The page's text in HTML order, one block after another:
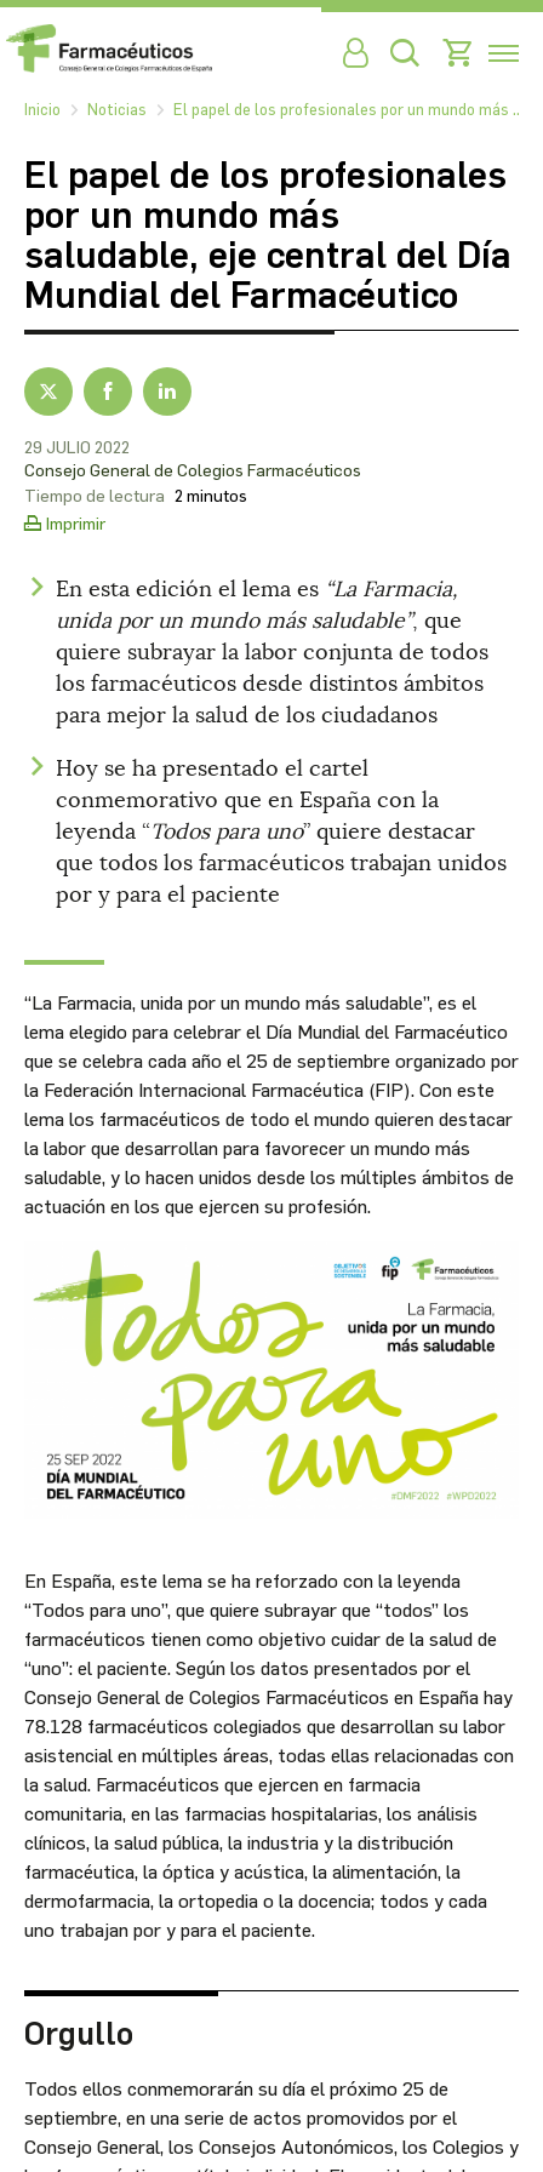
Inicio Noticias El papel de los profesionales por un mundo más ...
El papel de los profesionales
por un mundo más
saludable, eje central del Día
Mundial del Farmacéutico
29 JULIO 2022
Consejo General de Colegios Farmacéuticos
Tiempo de lectura 2 minutos
Imprimir
En esta edición el lema es “La Farmacia,
unida por un mundo más saludable”, que
quiere subrayar la labor conjunta de todos
los farmacéuticos desde distintos ámbitos
para mejor la salud de los ciudadanos
Hoy se ha presentado el cartel
conmemorativo que en España con la
leyenda “Todos para uno” quiere destacar
que todos los farmacéuticos trabajan unidos
por y para el paciente
“La Farmacia, unida por un mundo más saludable”, es el
lema elegido para celebrar el Día Mundial del Farmacéutico
que se celebra cada año el 25 de septiembre organizado por
la Federación Internacional Farmacéutica (FIP). Con este
lema los farmacéuticos de todo el mundo quieren destacar
la labor que desarrollan para favorecer un mundo más
saludable, y lo hacen unidos desde los múltiples ámbitos de
actuación en los que ejercen su profesión.
En España, este lema se ha reforzado con la leyenda
“Todos para uno”, que quiere subrayar que “todos” los
farmacéuticos tienen como objetivo cuidar de la salud de
“uno”: el paciente. Según los datos presentados por el
Consejo General de Colegios Farmacéuticos en España hay
78.128 farmacéuticos colegiados que desarrollan su labor
asistencial en múltiples áreas, todas ellas relacionadas con
la salud. Farmacéuticos que ejercen en farmacia
comunitaria, en las farmacias hospitalarias, los análisis
clínicos, la salud pública, la industria y la distribución
farmacéutica, la óptica y acústica, la alimentación, la
dermofarmacia, la ortopedia o la docencia; todos y cada
uno trabajan por y para el paciente.
Orgullo
Todos ellos conmemorarán su día el próximo 25 de
septiembre, en una serie de actos promovidos por el
Consejo General, los Consejos Autonómicos, los Colegios y